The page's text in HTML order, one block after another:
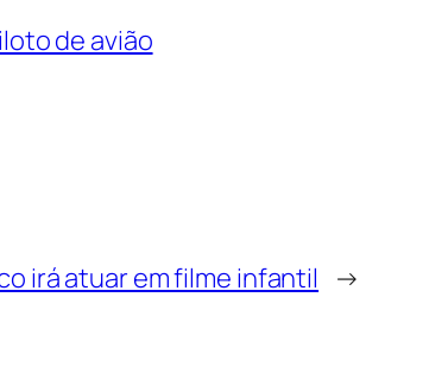
de avião
irá atuar em filme infantil →